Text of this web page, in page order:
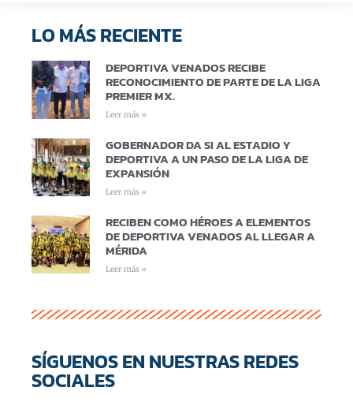
LO MÁS RECIENTE
DEPORTIVA VENADOS RECIBE
RECONOCIMIENTO DE PARTE DE LA LIGA
PREMIER MX.
Leer más »
GOBERNADOR DA SI AL ESTADIO Y
DEPORTIVA A UN PASO DE LA LIGA DE
EXPANSIÓN
Leer más »
RECIBEN COMO HÉROES A ELEMENTOS
DE DEPORTIVA VENADOS AL LLEGAR A
MÉRIDA
Leer más »
SÍGUENOS EN NUESTRAS REDES
SOCIALES